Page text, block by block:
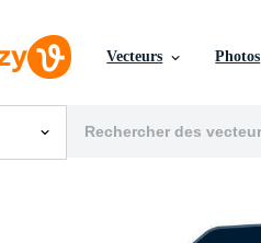
Vecteurs Photos